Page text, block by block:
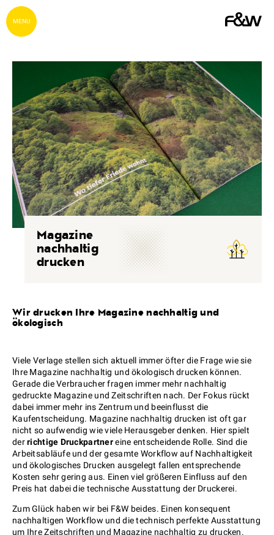
MENU
Magazine
nachhaltig
drucken
Wir drucken Ihre Magazine nachhaltig und
ökologisch
Viele Verlage stellen sich aktuell immer öfter die Frage wie sie
Ihre Magazine nachhaltig und ökologisch drucken können.
Gerade die Verbraucher fragen immer mehr nachhaltig
gedruckte Magazine und Zeitschriften nach. Der Fokus rückt
dabei immer mehr ins Zentrum und beeinflusst die
Kaufentscheidung. Magazine nachhaltig drucken ist oft gar
nicht so aufwendig wie viele Herausgeber denken. Hier spielt
derrichtige Druckpartnereine entscheidende Rolle. Sind die
Arbeitsabläufe und der gesamte Workflow auf Nachhaltigkeit
und ökologisches Drucken ausgelegt fallen entsprechende
Kosten sehr gering aus. Einen viel größeren Einfluss auf den
Preis hat dabei die technische Ausstattung der Druckerei.
Zum Glück haben wir bei F&W beides. Einen konsequent
nachhaltigen Workflow und die technisch perfekte Ausstattung
um Ihre Zeitschriften und Magazine nachhaltig zu drucken.